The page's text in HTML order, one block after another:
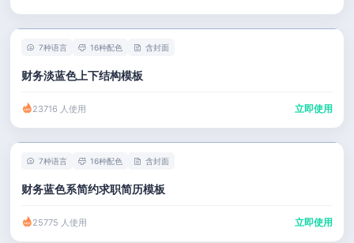
7种语言 16种配色 含封面
财务淡蓝色上下结构模板
23716 人使用 立即使用
7种语言 16种配色 含封面
财务蓝色系简约求职简历模板
25775 人使用 立即使用